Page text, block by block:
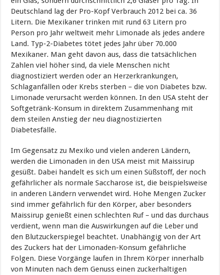
Deutschland lag der Pro-Kopf Verbrauch 2012 bei ca. 36
Litern. Die Mexikaner trinken mit rund 63 Litern pro
Person pro Jahr weltweit mehr Limonade als jedes andere
Land. Typ-2-Diabetes tötet jedes Jahr über 70.000
Mexikaner. Man geht davon aus, dass die tatsächlichen
Zahlen viel höher sind, da viele Menschen nicht
diagnostiziert werden oder an Herzerkrankungen,
Schlaganfällen oder Krebs sterben – die von Diabetes bzw.
Limonade verursacht werden können. In den USA steht der
Softgetränk-Konsum in direktem Zusammenhang mit
dem steilen Anstieg der neu diagnostizierten
Diabetesfälle.
Im Gegensatz zu Mexiko und vielen anderen Ländern,
werden die Limonaden in den USA meist mit Maissirup
gesüßt. Dabei handelt es sich um einen Süßstoff, der noch
gefährlicher als normale Saccharose ist, die beispielsweise
in anderen Ländern verwendet wird. Hohe Mengen Zucker
sind immer gefährlich für den Körper, aber besonders
Maissirup genießt einen schlechten Ruf – und das durchaus
verdient, wenn man die Auswirkungen auf die Leber und
den Blutzuckerspiegel beachtet. Unabhängig von der Art
des Zuckers hat der Limonaden-Konsum gefährliche
Folgen. Diese Vorgänge laufen in Ihrem Körper innerhalb
von Minuten nach dem Genuss einen zuckerhaltigen